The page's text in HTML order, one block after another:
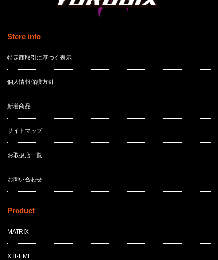
Store info
特定商取引に基づく表示
個人情報保護方針
新着商品
サイトマップ
お取扱店一覧
お問い合わせ
Product
MATRIX
XTREME